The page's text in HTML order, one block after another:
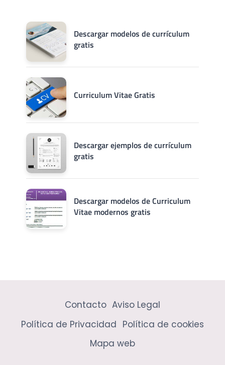
Descargar modelos de currículum
gratis
Curriculum Vitae Gratis
Descargar ejemplos de currículum
gratis
Descargar modelos de Curriculum
Vitae modernos gratis
Contacto Aviso Legal
Política de Privacidad Política de cookies
Mapa web